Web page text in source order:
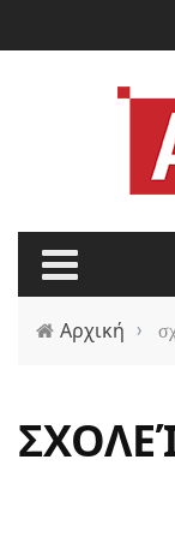
Αρχική ›